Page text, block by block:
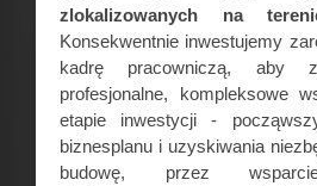
zlokalizowanych na
Konsekwentnie inwestujemy
kadrę pracowniczą, aby
profesjonalne, kompleksowe
etapie inwestycji -
biznesplanu i uzyskiwania
budowę, przez